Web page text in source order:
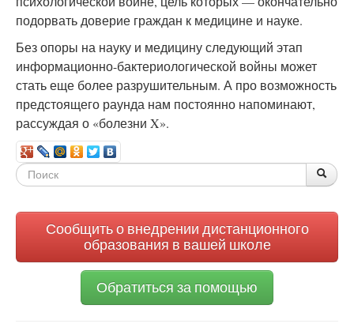
подорвать доверие граждан к медицине и науке.
Без опоры на науку и медицину следующий этап
информационно-бактериологической войны может
стать еще более разрушительным. А про возможность
предстоящего раунда нам постоянно напоминают,
рассуждая о «болезни X».
Форма
Сообщить о внедрении дистанционного
образования в вашей школе
Обратиться за помощью